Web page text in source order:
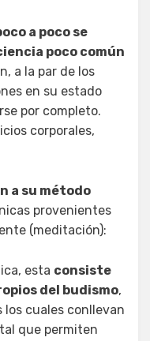
a poco se
poco común
a la par de los
en su estado
por completo.
corporales,
a su método
provenientes
(meditación):
esta consiste
del budismo,
los cuales conllevan
que permiten